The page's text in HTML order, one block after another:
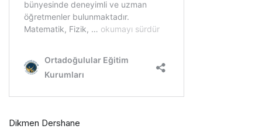
Dikmen Dershane